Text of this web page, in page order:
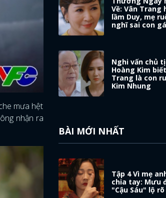
mưa hệt
nhận ra
Về: Vân Trang
lầm Duy, mẹ
nghĩ sai con
Nghi vấn chủ
Hoàng Kim
Trang là con
Kim Nhung
BÀI MỚI NHẤT
Tập 4 Vì mẹ
chia tay: Mưu
"Cậu Sáu" lộ rõ